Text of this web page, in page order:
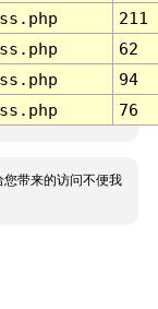
211
62
94
76
您带来的访问不便我